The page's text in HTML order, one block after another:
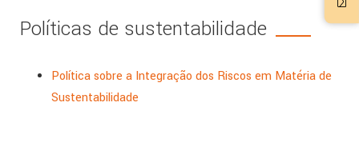
Políticas de sustentabilidade
Política sobre a Integração dos Riscos em Matéria de
Sustentabilidade